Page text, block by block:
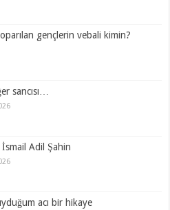
gençlerin vebali kimin?
sancısı…
İsmail Adil Şahin
acı bir hikaye